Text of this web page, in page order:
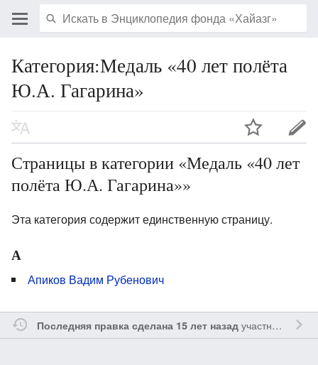
Категория:Медаль «40 лет полёта
Ю.А. Гагарина»
Страницы в категории «Медаль «40 лет
полёта Ю.А. Гагарина»»
Эта категория содержит единственную страницу.
А
Апиков Вадим Рубенович
Последняя правка сделана 15 лет назадучастником